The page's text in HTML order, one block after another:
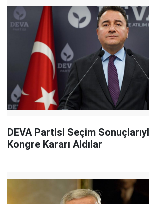
DEVA Partisi Seçim
Kongre Kararı Aldılar